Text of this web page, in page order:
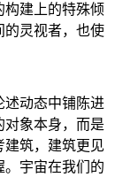
构建上的特殊倾
的灵视者，也使
动态中铺陈进
对象本身，而是
建筑，建筑更见
。宇宙在我们的